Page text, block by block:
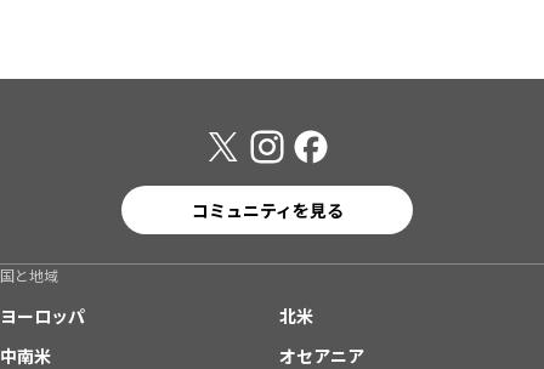
コミュニティを見る
国と地域
ヨーロッパ
北米
中南米
オセアニア